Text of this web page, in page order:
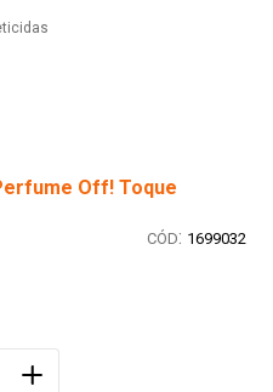
Off! Toque
: 1699032
＋